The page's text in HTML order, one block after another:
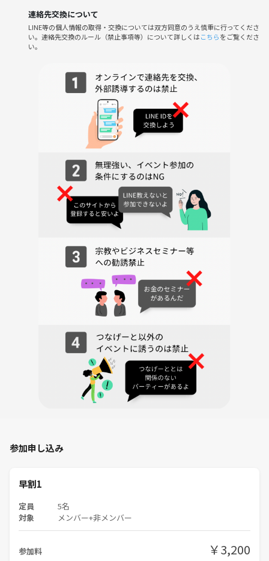
・ヨガマットorバスタオル
・ハンドタオル
・身軽な格好(長袖でゆったりした格好)
ないようにするよう。)
お着替えする場所はございます ♪
お車の方は、駐車場には限りがあります。満車の場合はお近くのコイン
パーキングをお使い下さい。
満車だった場合はコインパーキングに止める前に1度受付までお越しく
質問、参加は、お気軽にしてくださいね☆
お寺でヨガをして沢山のパワーを感じてくれたらうれしいです。
連絡先交換について
LINE等の個人情報の取得・交換については双方同意のうえ慎重に行ってくださ
い。連絡先交換のルール（禁止事項等）について詳しくはこちらをご覧くださ
い。
参加申し込み
早割1
定員 5名
対象 メンバー+非メンバー
参加料 ￥3,200